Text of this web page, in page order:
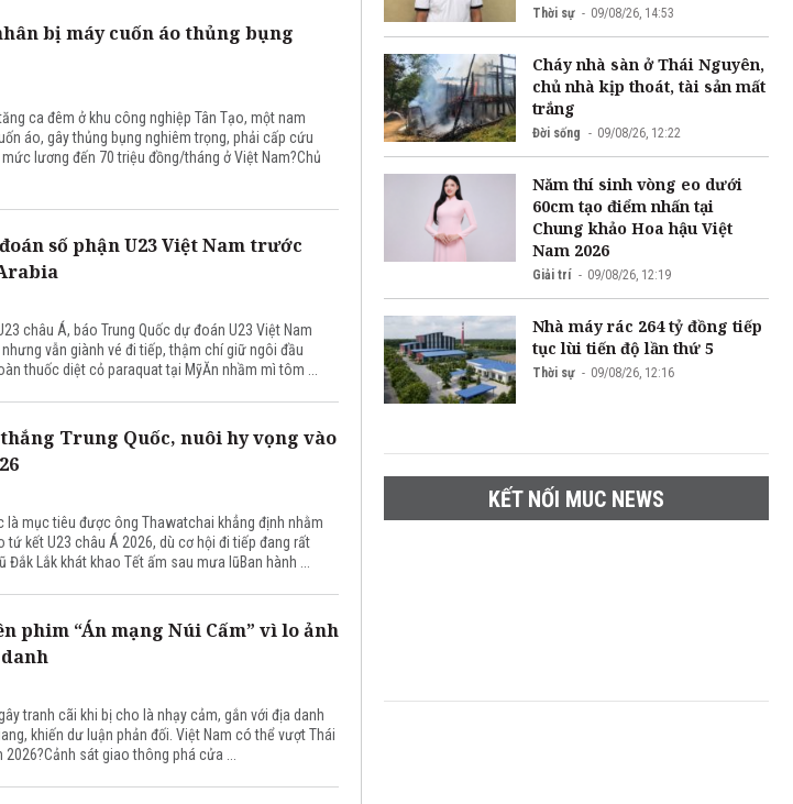
bị máy cuốn áo thủng bụng
ca đêm ở khu công nghiệp Tân Tạo, một nam
áo, gây thủng bụng nghiêm trọng, phải cấp cứu
lương đến 70 triệu đồng/tháng ở Việt Nam?Chủ
số phận U23 Việt Nam trước
châu Á, báo Trung Quốc dự đoán U23 Việt Nam
vẫn giành vé đi tiếp, thậm chí giữ ngôi đầu
thuốc diệt cỏ paraquat tại MỹĂn nhầm mì tôm ...
Trung Quốc, nuôi hy vọng vào
là mục tiêu được ông Thawatchai khẳng định nhằm
tứ kết U23 châu Á 2026, dù cơ hội đi tiếp đang rất
Lắk khát khao Tết ấm sau mưa lũBan hành ...
phim “Án mạng Núi Cấm” vì lo ảnh
tranh cãi khi bị cho là nhạy cảm, gắn với địa danh
khiến dư luận phản đối. Việt Nam có thể vượt Thái
2026?Cảnh sát giao thông phá cửa ...
Thời sự 09/08/26, 14:53
Cháy nhà sàn ở Thái Nguyên,
chủ nhà kịp thoát, tài sản mất
trắng
Đời sống 09/08/26, 12:22
Năm thí sinh vòng eo dưới
60cm tạo điểm nhấn tại
Chung khảo Hoa hậu Việt
Nam 2026
Giải trí 09/08/26, 12:19
Nhà máy rác 264 tỷ đồng tiếp
tục lùi tiến độ lần thứ 5
Thời sự 09/08/26, 12:16
KẾT NỐI MUC NEWS